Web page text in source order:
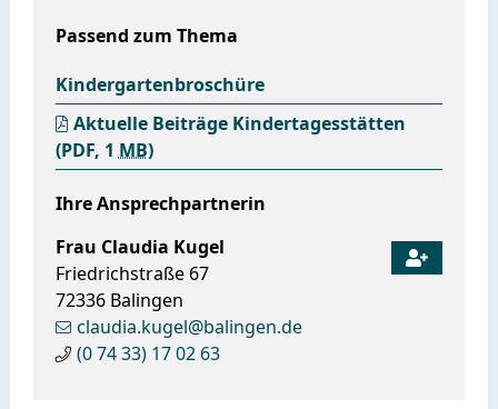
Passend zum Thema
Kindergartenbroschüre
Aktuelle Beiträge Kindertagesstätten
(PDF, 1 MB)
Ihre Ansprechpartnerin
Frau Claudia Kugel
Friedrichstraße 67
72336 Balingen
claudia.kugel@balingen.de
(07433) 1702 63